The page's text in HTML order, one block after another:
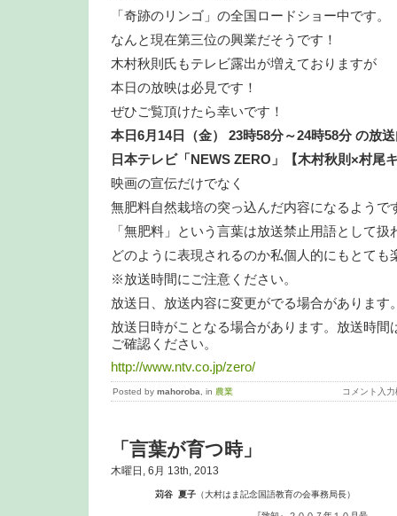
「奇跡のリンゴ」の全国ロードショー中です。
なんと現在第三位の興業だそうです！
木村秋則氏もテレビ露出が増えておりますが
本日の放映は必見です！
ぜひご覧頂けたら幸いです！
本日6月14日（金） 23時58分～24時58分 の放
日本テレビ「NEWS ZERO」【木村秋則×村尾
映画の宣伝だけでなく
無肥料自然栽培の突っ込んだ内容になるようで
「無肥料」という言葉は放送禁止用語として扱
どのように表現されるのか私個人的にもとても
※放送時間にご注意ください。
放送日、放送内容に変更がでる場合があります
放送日時がことなる場合があります。放送時間
ご確認ください。
http://www.ntv.co.jp/zero/
Posted by mahoroba , in 農業 コメント入力
「言葉が育つ時」
木曜日, 6月 13th, 2013
苅谷 夏子 （大村はま記念国語教育の会事務局長）